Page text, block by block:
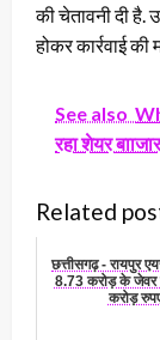
की चेतावनी दी
होकर कार्रवाई की
See also
रहा शेयर
Related
छत्तीसगढ़ - रायपुर
8.73 करोड़ के जेवर
करोड़